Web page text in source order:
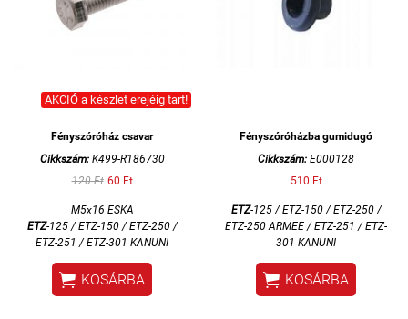
AKCIÓ a készlet erejéig tart!
Fényszóróház csavar
Cikkszám:K499-R186730
120 Ft 60 Ft
M5x16 ESKA
ETZ-125 / ETZ-150 / ETZ-250 /
ETZ-251 / ETZ-301 KANUNI
 KOSÁRBA
Fényszóróházba gumidugó
Cikkszám: E000128
510 Ft
ETZ-125 / ETZ-150 / ETZ-250 /
ETZ-250 ARMEE / ETZ-251 / ETZ-
301 KANUNI
 KOSÁRBA